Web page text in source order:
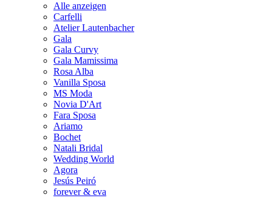
Alle anzeigen
Carfelli
Atelier Lautenbacher
Gala
Gala Curvy
Gala Mamissima
Rosa Alba
Vanilla Sposa
MS Moda
Novia D'Art
Fara Sposa
Ariamo
Bochet
Natali Bridal
Wedding World
Agora
Jesús Peiró
forever & eva